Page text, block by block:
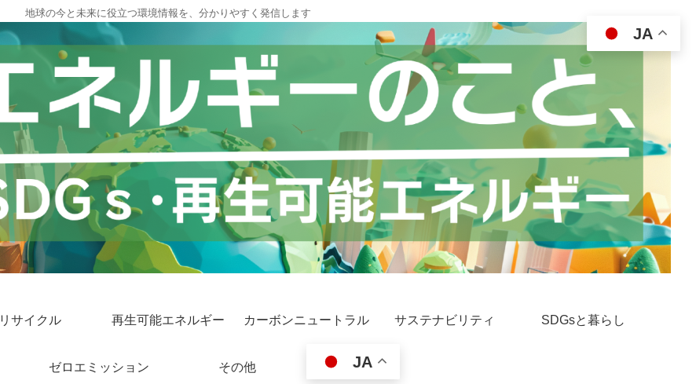
地球の今と未来に役立つ環境情報を、分かりやすく発信します
リサイクル 再生可能エネルギー カーボンニュートラル サステナビリティ SDGsと暮らし
ゼロエミッション その他 JA
JA